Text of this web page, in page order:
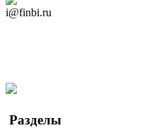
i@finbi.ru
Разделы